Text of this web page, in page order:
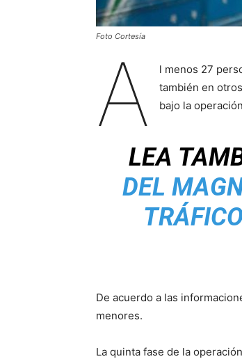
Foto Cortesía
A
l menos 27
también en
bajo la
LEA
DEL
De acuerdo a las
menores.
La quinta fase de la